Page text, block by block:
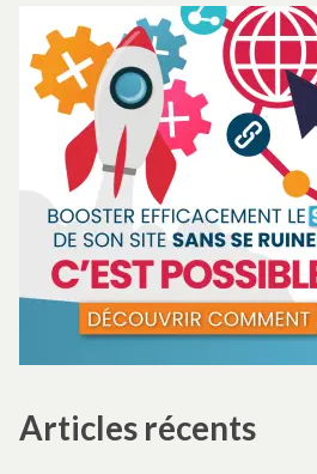
Articles récents